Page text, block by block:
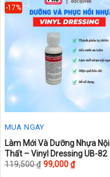
The
options
be
chosen
the
product
page
-17%
MUA NGAY
This
product
has
Làm Mới Và Dưỡng Nhựa Nội
Thất – Vinyl Dressing UB-82
119,500₫ 99,000₫